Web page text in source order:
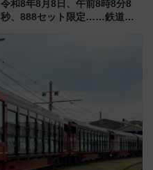
令和8年8月8日、午前8時8分8
秒、888セット限定……鉄道各
たち